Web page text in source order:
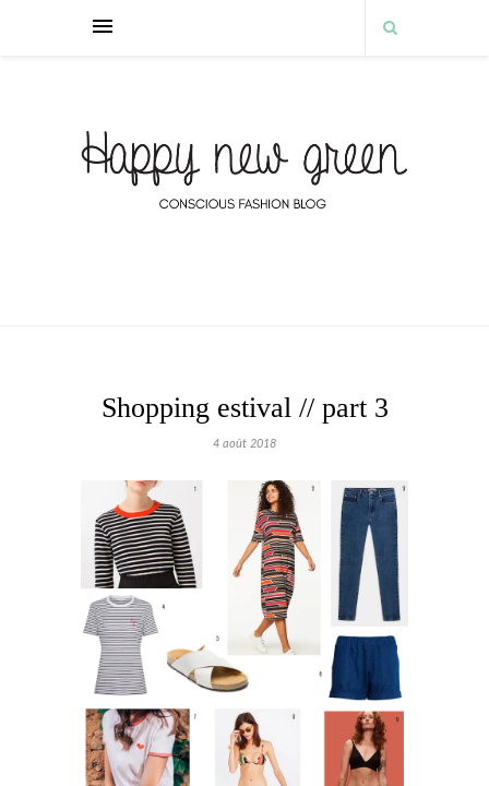
Shopping estival // part 3
4 août 2018